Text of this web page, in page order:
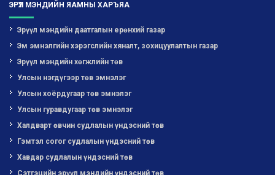
ЭРҮҮЛ МЭНДИЙН ЯАМНЫ ХАРЪЯА
Эрүүл мэндийн даатгалын ерөнхий газар
Эм эмнэлгийн хэрэгслийн хяналт, зохицуулалтын газар
Эрүүл мэндийн хөгжлийн төв
Улсын нэгдүгээр төв эмнэлэг
Улсын хоёрдугаар төв эмнэлэг
Улсын гуравдугаар төв эмнэлэг
Халдварт өвчин судлалын үндэсний төв
Гэмтэл согог судлалын үндэсний төв
Хавдар судлалын үндэсний төв